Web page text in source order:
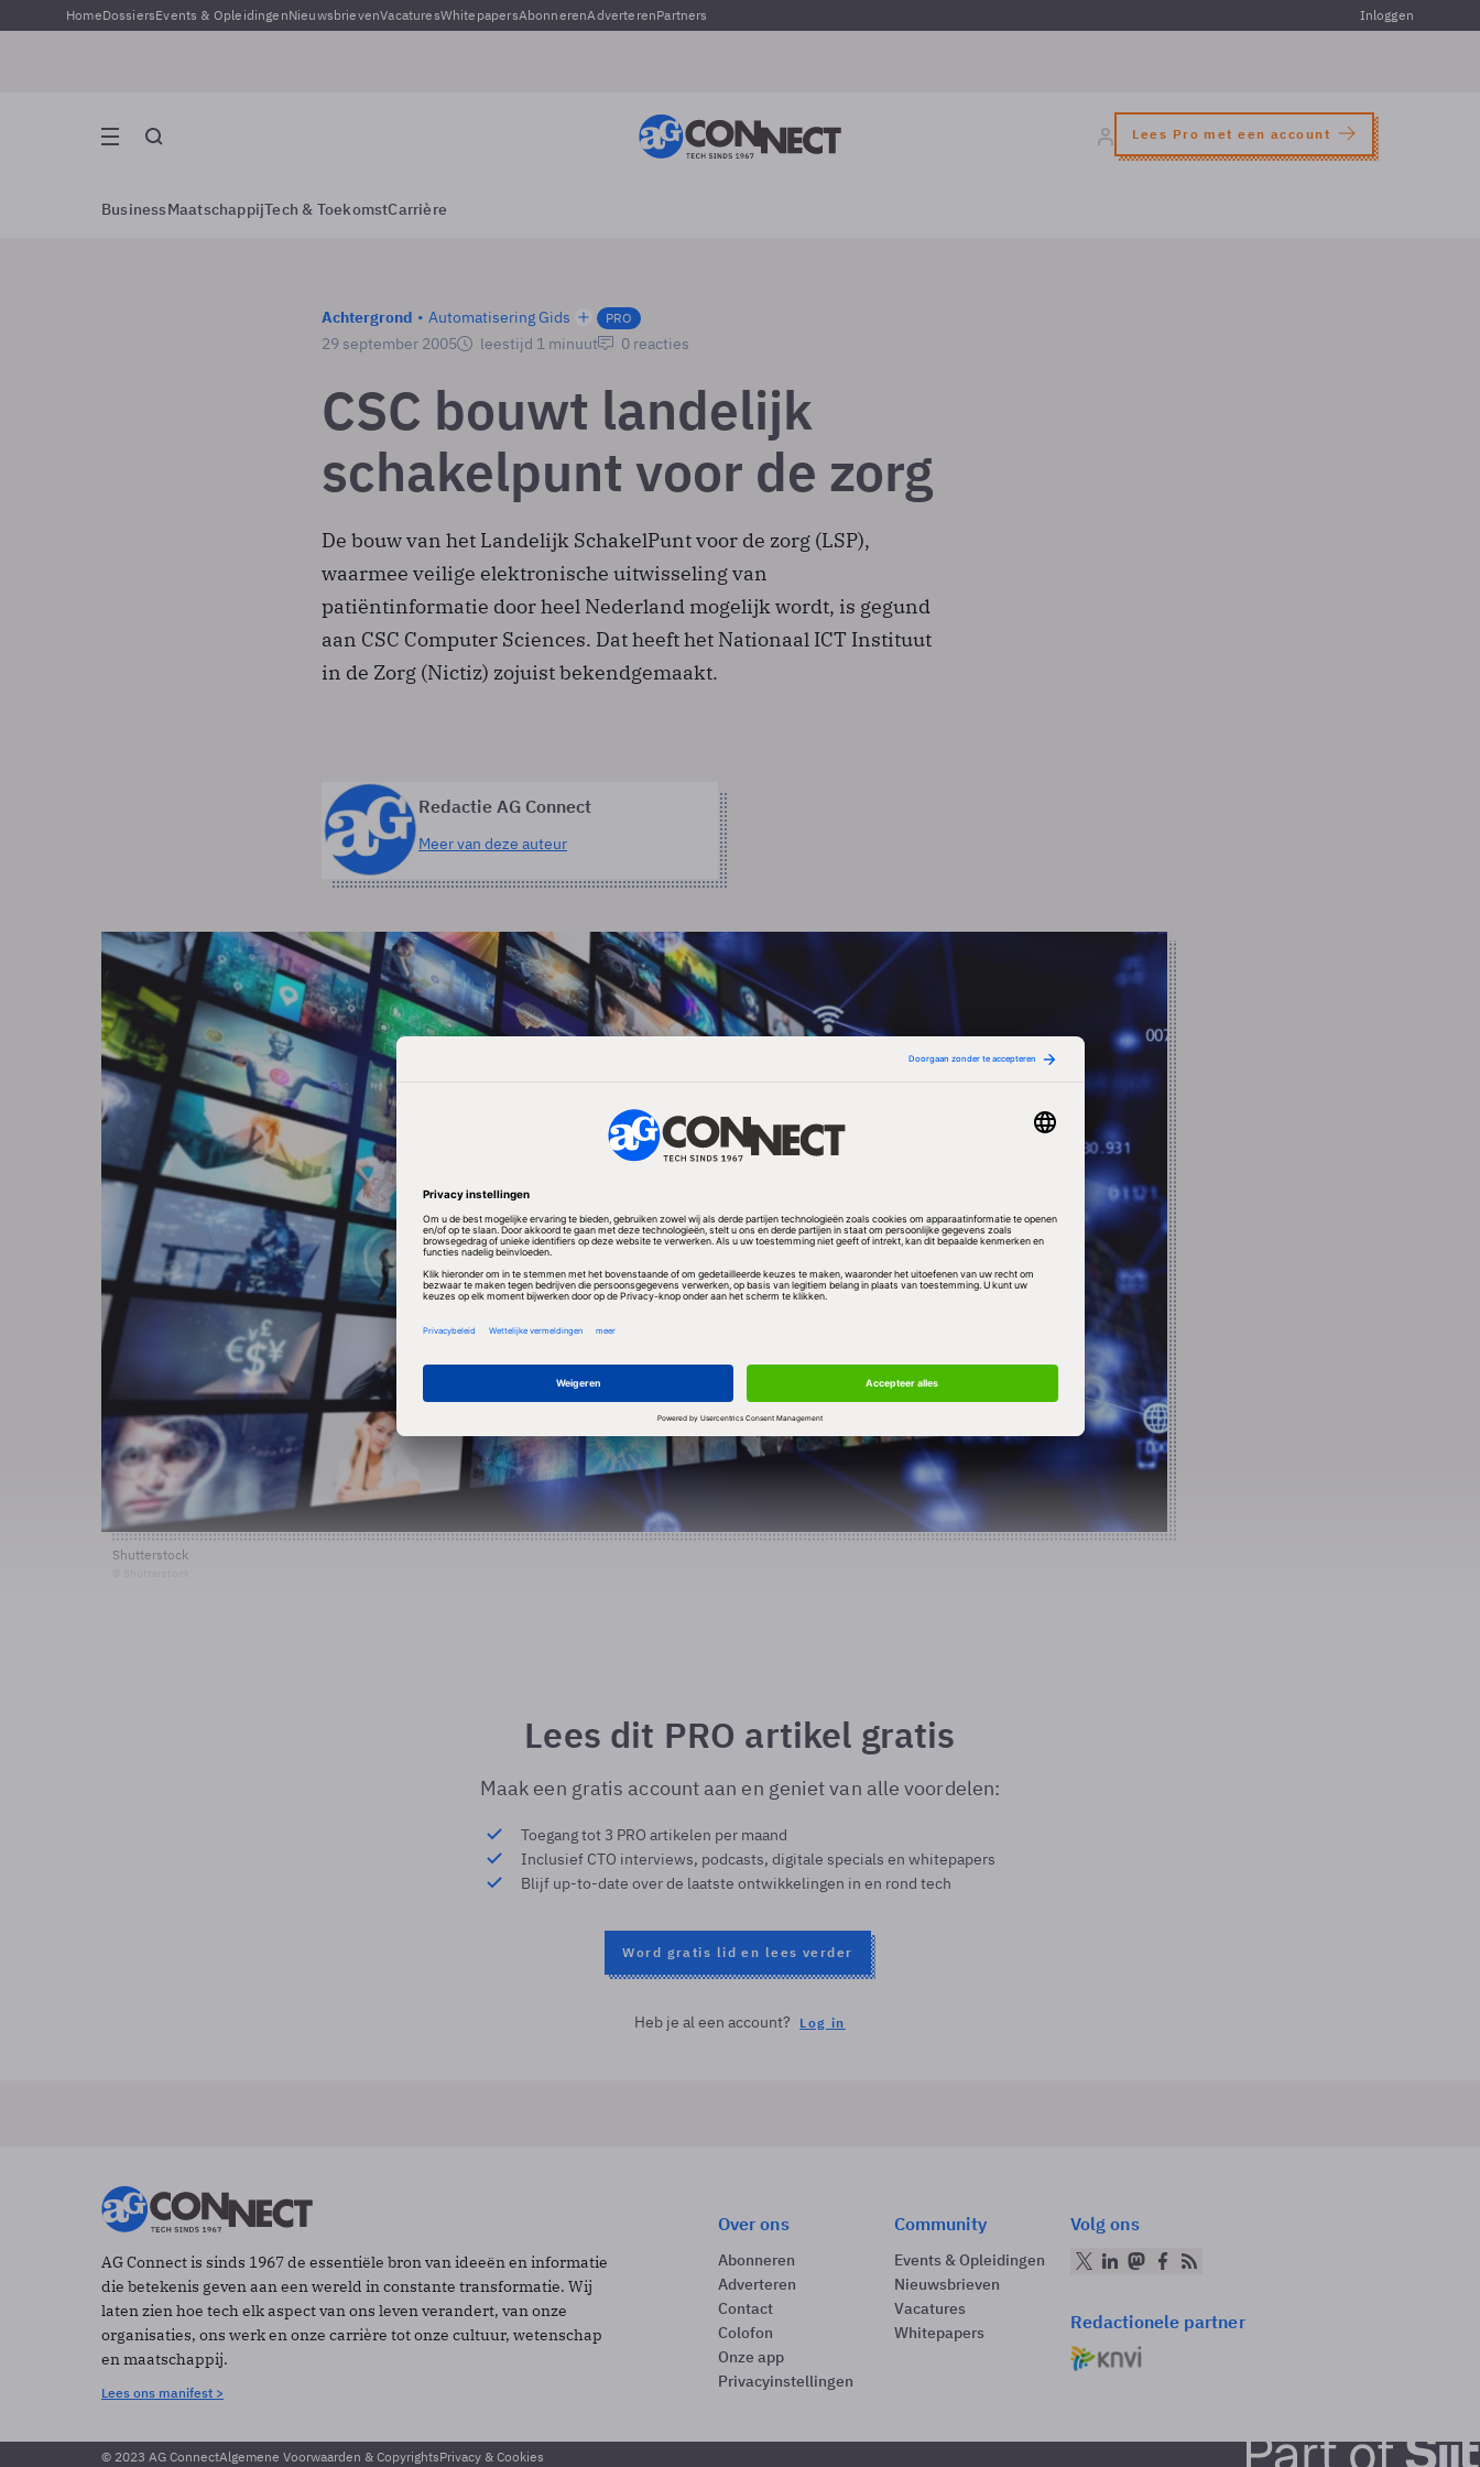
HomeDossiersEvents & OpleidingenNieuwsbrievenVacaturesWhitepapersAbonnerenAdverterenPartners Inloggen
Lees Pro met een account
BusinessMaatschappijTech & ToekomstCarrière
Achtergrond Automatisering Gids PRO
29 september 2005 leestijd 1 minuut 0 reacties
CSC bouwt landelijk
schakelpunt voor de zorg
De bouw van het Landelijk SchakelPunt voor de zorg (LSP),
waarmee veilige elektronische uitwisseling van
patiëntinformatie door heel Nederland mogelijk wordt, is gegund
aan CSC Computer Sciences. Dat heeft het Nationaal ICT Instituut
in de Zorg (Nictiz) zojuist bekendgemaakt.
Redactie AG Connect
Meer van deze auteur
Shutterstock
Lees dit PRO artikel gratis
Maak een gratis account aan en geniet van alle voordelen:
Toegang tot 3 PRO artikelen per maand
Inclusief CTO interviews, podcasts, digitale specials en whitepapers
Blijf up-to-date over de laatste ontwikkelingen in en rond tech
Word gratis lid en lees verder
Heb je al een account? Log in
AG Connect is sinds 1967 de essentiële bron van ideeën en informatie
die betekenis geven aan een wereld in constante transformatie. Wij
laten zien hoe tech elk aspect van ons leven verandert, van onze
organisaties, ons werk en onze carrière tot onze cultuur, wetenschap
en maatschappij.
Lees ons manifest >
Over ons
Abonneren
Adverteren
Contact
Colofon
Onze app
Privacyinstellingen
Community
Events & Opleidingen
Nieuwsbrieven
Vacatures
Whitepapers
Volg ons
Redactionele partner
© 2023 AG ConnectAlgemene Voorwaarden & CopyrightsPrivacy & Cookies